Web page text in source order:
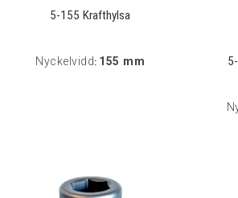
5-155 Krafthylsa
Nyckelvidd: 155 mm